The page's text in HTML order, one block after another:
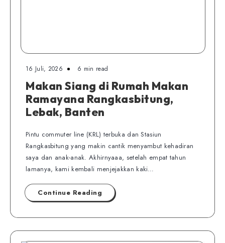
16 Juli, 2026 6 min read
Makan Siang di Rumah Makan
Ramayana Rangkasbitung,
Lebak, Banten
Pintu commuter line (KRL) terbuka dan Stasiun
Rangkasbitung yang makin cantik menyambut kehadiran
saya dan anak-anak. Akhirnyaaa, setelah empat tahun
lamanya, kami kembali menjejakkan kaki…
Continue Reading